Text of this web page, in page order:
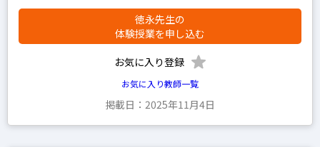
徳永先生の
体験授業を申し込む
お気に入り登録
お気に入り教師一覧
掲載日：2025年11月4日